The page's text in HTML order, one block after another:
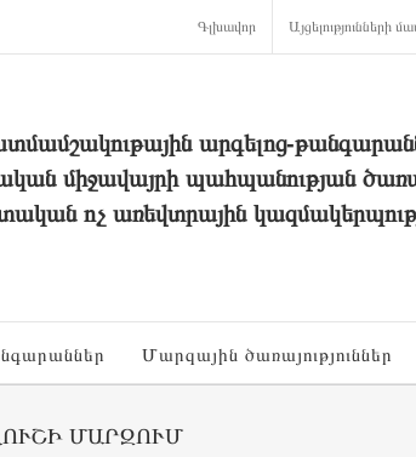
Գլխավոր Այցելությունների
արգելոց-
միջավայրի պահպանության
ոչ առեվտրային
Մարզային ծառայություններ
ՄԱՐԶՈՒՄ